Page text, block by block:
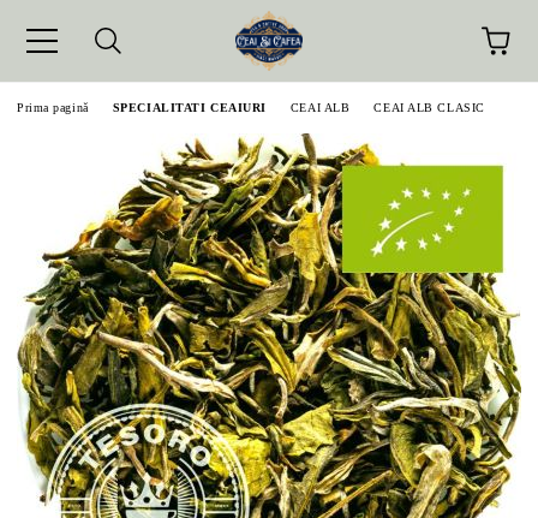
Prima pagină SPECIALITATI CEAIURI CEAI ALB CEAI ALB CLASIC